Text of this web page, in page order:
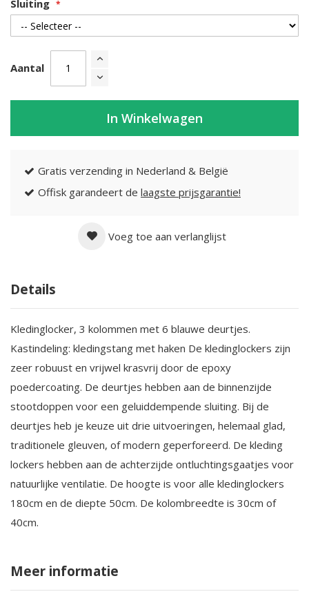
Sluiting
Aantal
In Winkelwagen
Gratis verzending in Nederland & België
Offisk garandeert de laagste prijsgarantie!
Voeg toe aan verlanglijst
Details
Kledinglocker, 3 kolommen met 6 blauwe deurtjes.
Kastindeling: kledingstang met haken De kledinglockers zijn
zeer robuust en vrijwel krasvrij door de epoxy
poedercoating. De deurtjes hebben aan de binnenzijde
stootdoppen voor een geluiddempende sluiting. Bij de
deurtjes heb je keuze uit drie uitvoeringen, helemaal glad,
traditionele gleuven, of modern geperforeerd. De kleding
lockers hebben aan de achterzijde ontluchtingsgaatjes voor
natuurlijke ventilatie. De hoogte is voor alle kledinglockers
180cm en de diepte 50cm. De kolombreedte is 30cm of
40cm.
Meer informatie